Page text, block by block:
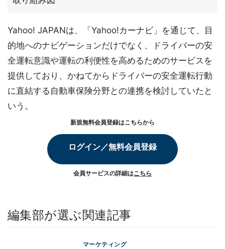
Yahoo! JAPANは、「Yahoo!カーナビ」を通じて、目
的地へのナビゲーションだけでなく、ドライバーの安
全運転意識や運転の利便性を高めるためのサービスを
提供しており、かねてからドライバーの安全運転行動
に直結する自動車保険分野との連携を検討していたと
いう。
新規無料会員登録はこちらから
ログイン／無料会員登録
会員サービスの詳細はこちら
編集部が選ぶ関連記事
マーケティング